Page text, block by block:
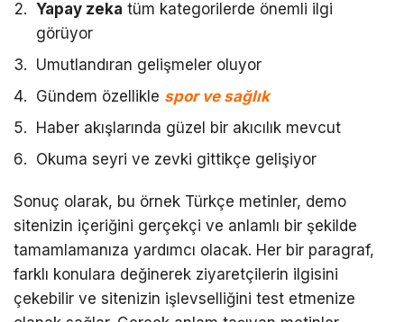
Yapay zeka tüm kategorilerde önemli ilgi
görüyor
Umutlandıran gelişmeler oluyor
Gündem özellikle spor ve sağlık
Haber akışlarında güzel bir akıcılık mevcut
Okuma seyri ve zevki gittikçe gelişiyor
Sonuç olarak, bu örnek Türkçe metinler, demo
sitenizin içeriğini gerçekçi ve anlamlı bir şekilde
tamamlamanıza yardımcı olacak. Her bir paragraf,
farklı konulara değinerek ziyaretçilerin ilgisini
çekebilir ve sitenizin işlevselliğini test etmenize